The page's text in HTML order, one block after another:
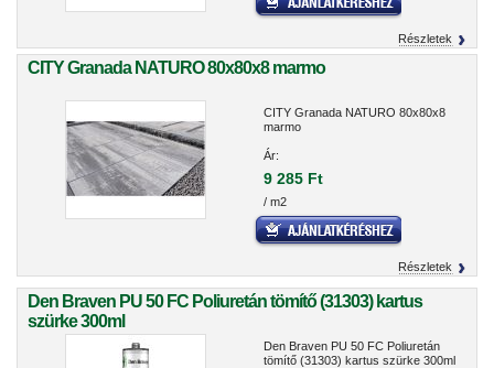
Részletek
CITY Granada NATURO 80x80x8 marmo
CITY Granada NATURO 80x80x8
marmo
Ár:
9 285 Ft
/ m2
Részletek
Den Braven PU 50 FC Poliuretán tömítő (31303) kartus
szürke 300ml
Den Braven PU 50 FC Poliuretán
tömítő (31303) kartus szürke 300ml